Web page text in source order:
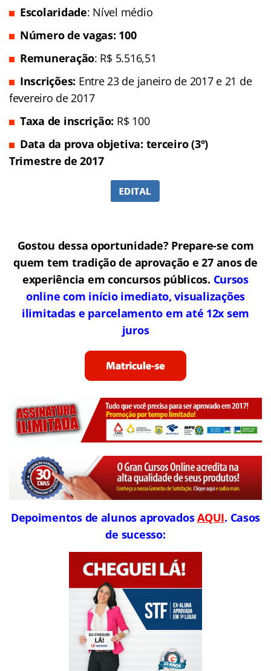
Escolaridade: Nível médio
Número de vagas: 100
Remuneração: R$ 5.516,51
Inscrições: Entre 23 de janeiro de 2017 e 21 de
fevereiro de 2017
Taxa de inscrição: R$ 100
Data da prova objetiva: terceiro (3º)
Trimestre de 2017
Gostou dessa oportunidade? Prepare-se com
quem tem tradição de aprovação e 27 anos de
experiência em concursos públicos. Cursos
online com início imediato, visualizações
ilimitadas e parcelamento em até 12x sem
juros
Depoimentos de alunos aprovadosAQUI. Casos
de sucesso: